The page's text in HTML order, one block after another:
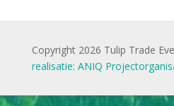
Copyright 2026 Tulip Trade
realisatie: ANIQ